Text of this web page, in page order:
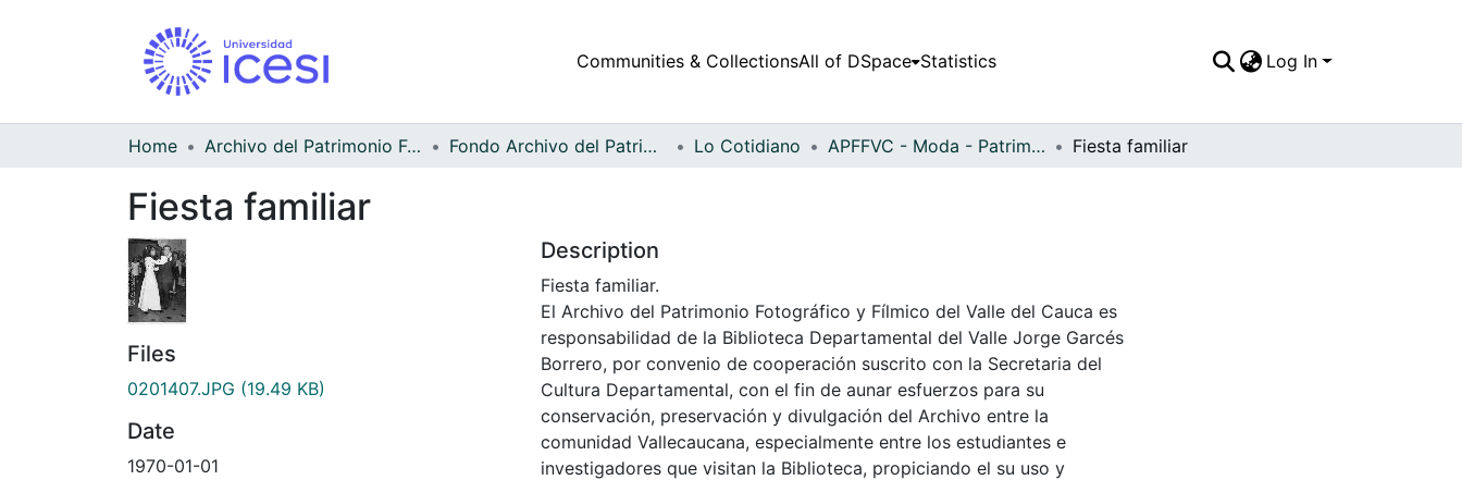
Communities & CollectionsAll of DSpace Statistics Log In
Home Archivo del Patrimonio Fotográfico y Fílmico del Valle del Cauca Fondo Archivo del Patrimonio Fotográfico y Fílmico del Valle del Cauca Lo Cotidiano APFFVC - Moda - Patrimonial Fiesta familiar
Fiesta familiar
Files
0201407.JPG (19.49 KB)
Date
1970-01-01
Description
Fiesta familiar.
El Archivo del Patrimonio Fotográfico y Fílmico del Valle del Cauca es
responsabilidad de la Biblioteca Departamental del Valle Jorge Garcés
Borrero, por convenio de cooperación suscrito con la Secretaria del
Cultura Departamental, con el fin de aunar esfuerzos para su
conservación, preservación y divulgación del Archivo entre la
comunidad Vallecaucana, especialmente entre los estudiantes e
investigadores que visitan la Biblioteca, propiciando el su uso y